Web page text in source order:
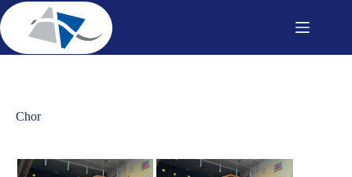
Zum
Inhalt
springen
Chor